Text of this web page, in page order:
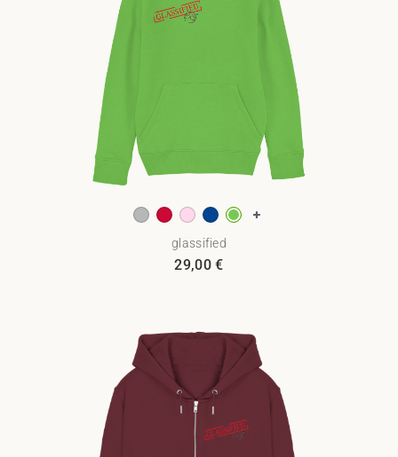
glassified
29,00€